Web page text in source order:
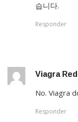
습니다.
Responder
Viagra
No. Viagra
Responder